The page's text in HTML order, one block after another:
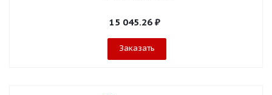
15 045.26₽
Заказать